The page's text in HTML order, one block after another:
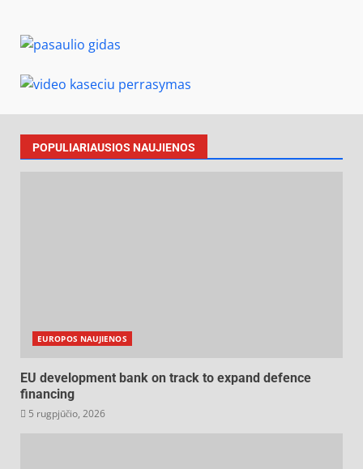
POPULIARIAUSIOS NAUJIENOS
EUROPOS NAUJIENOS
EU development bank on track to expand defence
financing
5 rugpjūčio, 2026